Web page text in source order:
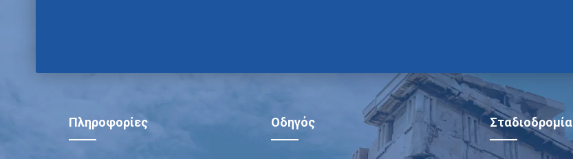
Πληροφορίες Οδηγός Σταδιοδρομία